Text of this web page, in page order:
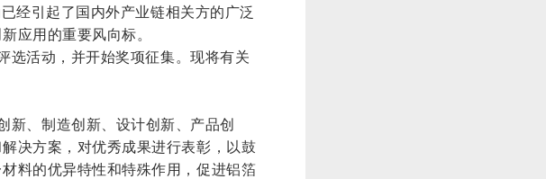
经引起了国内外产业链相关方的广泛
应用的重要风向标。
选活动，并开始奖项征集。现将有关
新、制造创新、设计创新、产品创
决方案，对优秀成果进行表彰，以鼓
料的优异特性和特殊作用，促进铝箔